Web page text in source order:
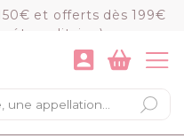
et offerts dès 199€
×
COMMANDER